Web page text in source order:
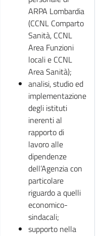
ARPA Lombardia
(CCNL Comparto
Sanità, CCNL
Area Funzioni
locali e CCNL
Area Sanità);
analisi, studio ed
implementazione
degli istituti
inerenti al
rapporto di
lavoro alle
dipendenze
dell’Agenzia con
particolare
riguardo a quelli
economico-
sindacali;
supporto nella